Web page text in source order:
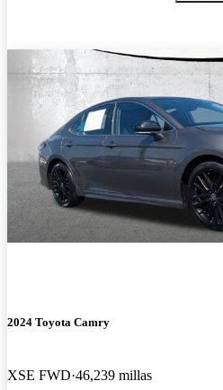
2024 Toyota Camry
XSE FWD 46,239 millas